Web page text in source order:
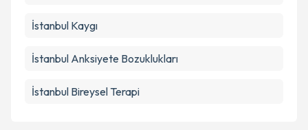
İstanbul Kaygı
İstanbul Anksiyete Bozuklukları
İstanbul Bireysel Terapi